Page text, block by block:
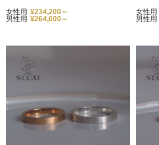
女性用 ¥234,200～
男性用 ¥264,000～
女性用
男性用